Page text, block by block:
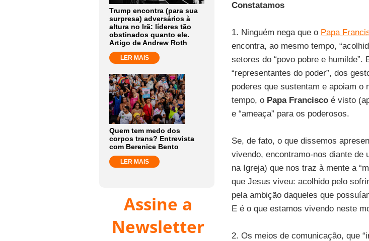
Trump encontra (para sua
surpresa) adversários à
altura no Irã: líderes tão
obstinados quanto ele.
Artigo de Andrew Roth
LER MAIS
Quem tem medo dos
corpos trans? Entrevista
com Berenice Bento
LER MAIS
Assine a
Newsletter
Constatamos
1. Ninguém nega que o Papa
encontra, ao mesmo tempo,
setores do “povo pobre e
“representantes do poder”, dos
poderes que sustentam e apoiam o
tempo, o Papa Franciscoé visto
e “ameaça” para os poderosos.
Se, de fato, o que dissemos
vivendo, encontramo-nos diante de
na Igreja) que nos traz à mente a
que Jesus viveu: acolhido pelo
pela ambição daqueles que
E é o que estamos vivendo neste
2. Os meios de comunicação, que